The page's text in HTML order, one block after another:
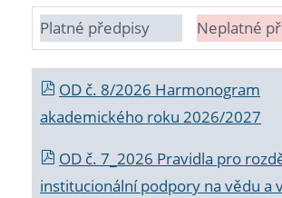
Platné předpisy Neplatné
OD č. 8/2026 Harmonogram
akademického roku 2026/2027
OD č. 7_2026 Pravidla pro
institucionální podpory na vědu a